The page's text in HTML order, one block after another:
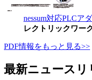
nessum対応PLCア
レクトリックワー
PDF情報をもっと見る>>
最新ニュースリ